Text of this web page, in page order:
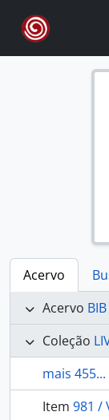
Skip to main content
Acervo
Acervo
Coleção
mais 455...
Item 981 / V598i /